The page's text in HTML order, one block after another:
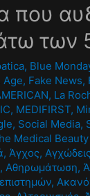
που
των
, Blue
Age, Fake News,
, La
, MEDIFIRST,
, Social Media,
Medical
, Άγχος,
, Αθηρωμάτωση,
,